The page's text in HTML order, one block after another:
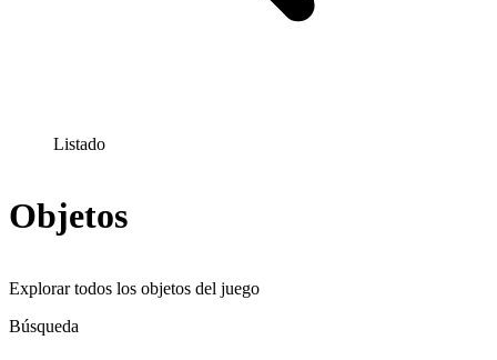
Listado
Objetos
Explorar todos los objetos del juego
Búsqueda